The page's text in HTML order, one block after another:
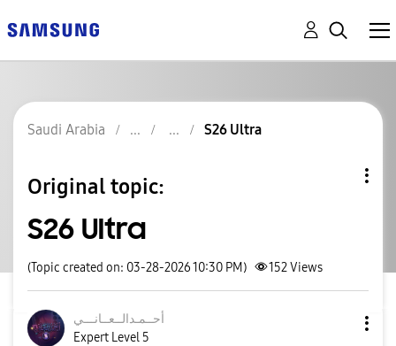
Saudi Arabia S26 Ultra
Original topic:
S26 Ultra
(Topic created on: 03-28-2026 10:30 PM) 152Views
أحــمـدالــعــانـــي
Expert Level 5